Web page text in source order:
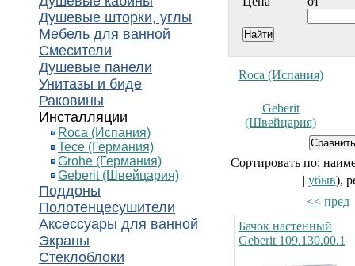
Душевые шторки, углы
Мебель для ванной
Смесители
Душевые панели
Унитазы и биде
Раковины
Инсталляции
Roca (Испания)
Tece (Германия)
Grohe (Германия)
Geberit (Швейцария)
Поддоны
Полотенцесушители
Аксессуары для ванной
Экраны
Стеклоблоки
Roca (Испания)
Geberit
(Швейцария)
Сортировать по:
| убыв),
<< пред
Бачок настенный
Geberit 109.130.00.1